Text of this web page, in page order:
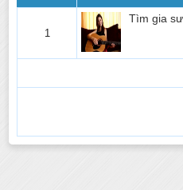
1
Tìm gia
DẠY KÈM MÔN TOÁN LÝ